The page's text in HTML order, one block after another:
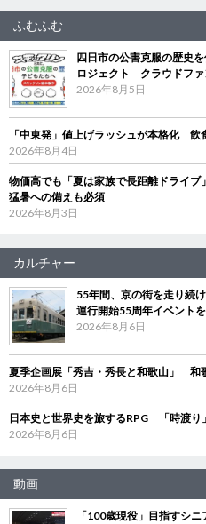
ふむふむ
四日市の公害克服の歴史
ロジェクト クラウドフ
2026年8月5日
「中東発」値上げラッシュが本格化
2026年8月4日
物価高でも「夏は家族で長距離ドライ
猛暑への備えも必須
2026年8月3日
カルチャー
55年間、京の街を走り続
運行開始55周年イベント
2026年8月6日
夏季企画展「秀吉・秀長と和歌山」 和
2026年8月6日
日本史と世界史を旅するRPG 「時渡
2026年8月6日
動画
「100歳現役」目指すシ